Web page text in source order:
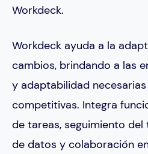
Workdeck.
Workdeck ayuda a la
cambios, brindando a las
y adaptabilidad
competitivas. Integra
de tareas, seguimiento del
de datos y colaboración